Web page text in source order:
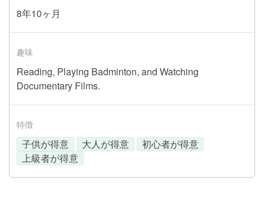
8年10ヶ月
趣味
Reading, Playing Badminton, and Watching
Documentary Films.
特徴
子供が得意 大人が得意
初心者が得意
上級者が得意